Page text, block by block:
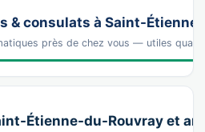
& consulats à Saint-
près de chez vous — utiles
Étienne-du-Rouvray et